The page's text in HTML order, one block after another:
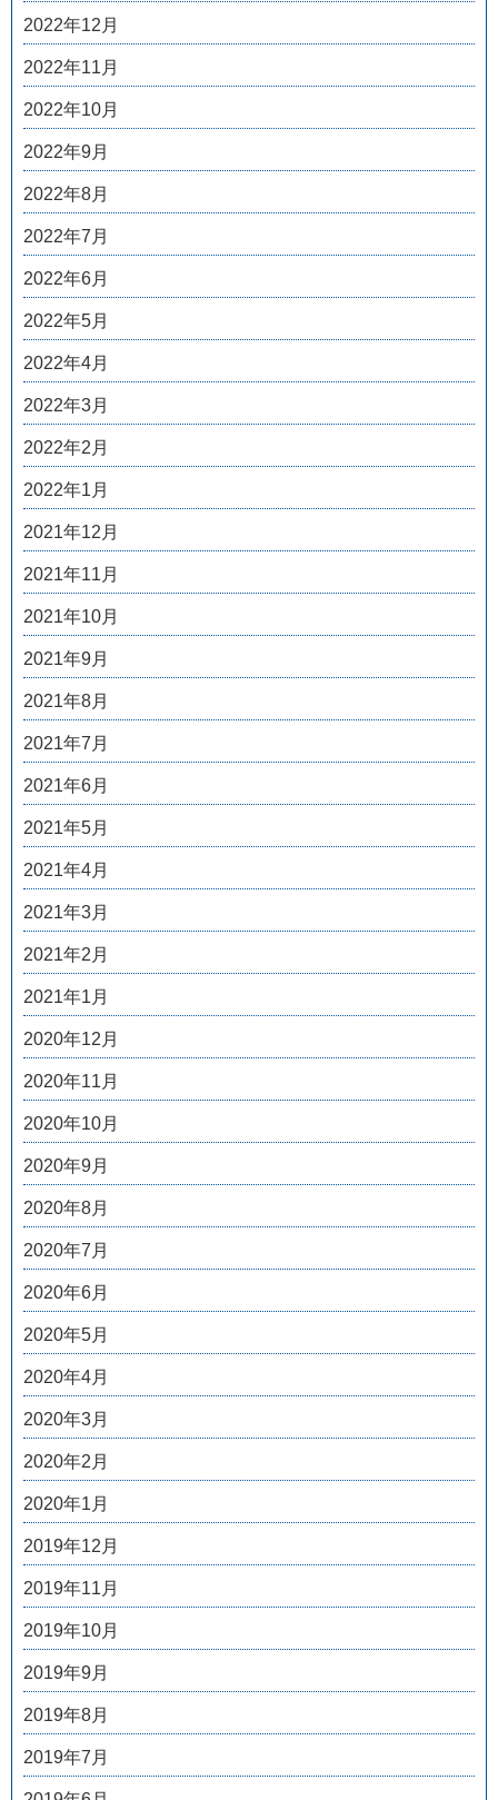
2022年12月
2022年11月
2022年10月
2022年9月
2022年8月
2022年7月
2022年6月
2022年5月
2022年4月
2022年3月
2022年2月
2022年1月
2021年12月
2021年11月
2021年10月
2021年9月
2021年8月
2021年7月
2021年6月
2021年5月
2021年4月
2021年3月
2021年2月
2021年1月
2020年12月
2020年11月
2020年10月
2020年9月
2020年8月
2020年7月
2020年6月
2020年5月
2020年4月
2020年3月
2020年2月
2020年1月
2019年12月
2019年11月
2019年10月
2019年9月
2019年8月
2019年7月